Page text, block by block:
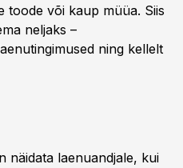
toode või kaup müüa. Siis
neljaks –
ning kellelt
näidata laenuandjale, kui